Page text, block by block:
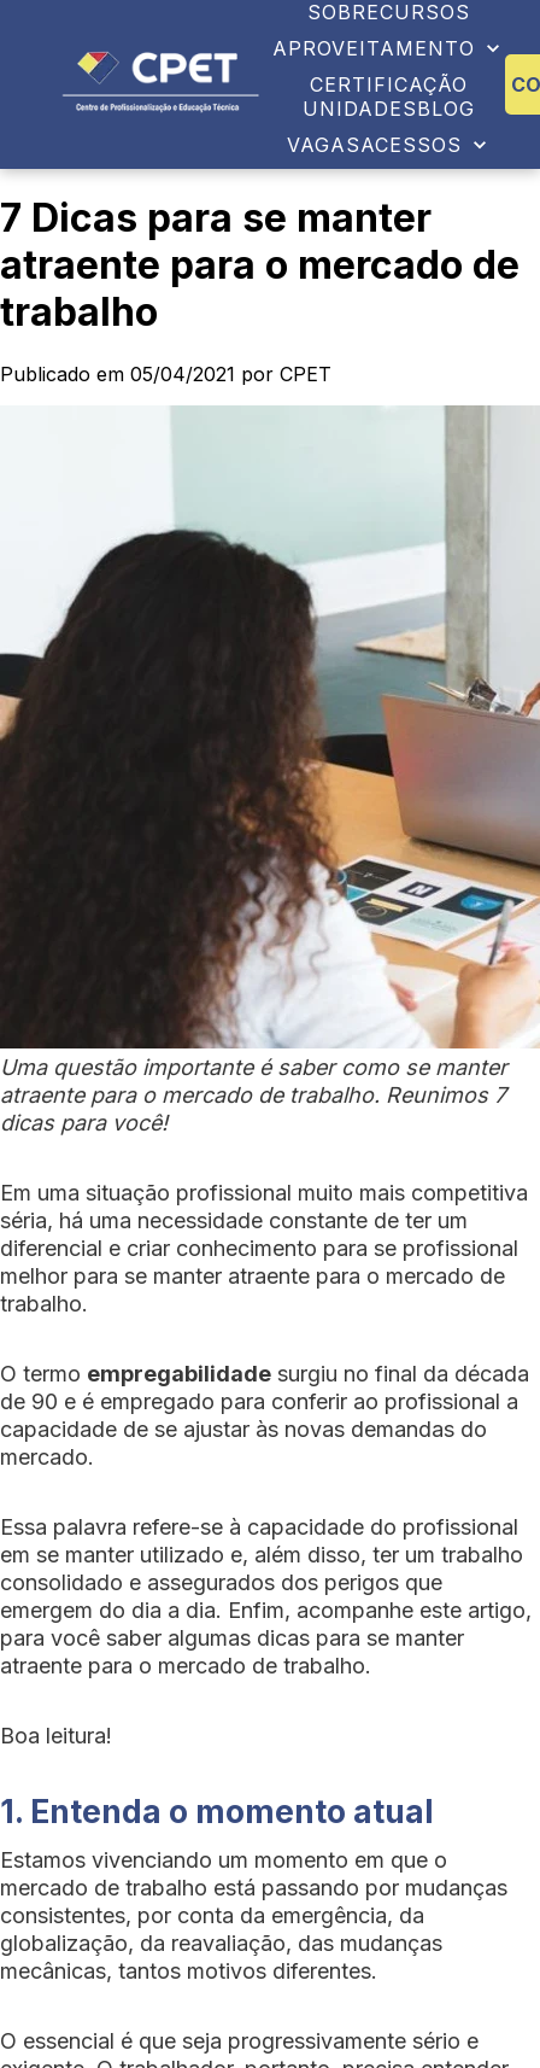
SOBRECURSOS
APROVEITAMENTO
CERTIFICAÇÃO
UNIDADESBLOG
VAGASACESSOS
7 Dicas para se manter
atraente para o mercado de
trabalho
Publicado em 05/04/2021 por CPET
Uma questão importante é saber como se manter
atraente para o mercado de trabalho. Reunimos 7
dicas para você!
Em uma situação profissional muito mais competitiva
séria, há uma necessidade constante de ter um
diferencial e criar conhecimento para se profissional
melhor para se manter atraente para o mercado de
trabalho.
O termo empregabilidade surgiu no final da década
de 90 e é empregado para conferir ao profissional a
capacidade de se ajustar às novas demandas do
mercado.
Essa palavra refere-se à capacidade do profissional
em se manter utilizado e, além disso, ter um trabalho
consolidado e assegurados dos perigos que
emergem do dia a dia. Enfim, acompanhe este artigo,
para você saber algumas dicas para se manter
atraente para o mercado de trabalho.
Boa leitura!
1. Entenda o momento atual
Estamos vivenciando um momento em que o
mercado de trabalho está passando por mudanças
consistentes, por conta da emergência, da
globalização, da reavaliação, das mudanças
mecânicas, tantos motivos diferentes.
O essencial é que seja progressivamente sério e